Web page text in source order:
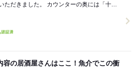
ウンターの奥には「十四
容の居酒屋さんはここ！魚介でこの衝